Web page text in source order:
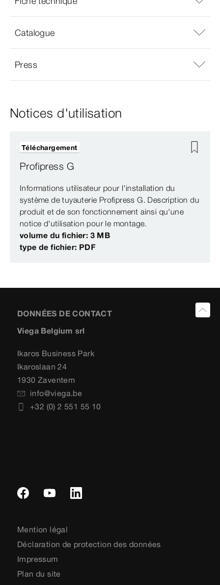
Catalogue
Press
Notices d'utilisation
Profipress G
Informations utilisateur pour l'installation du
système de tuyauterie Profipress G. Description du
produit et de son fonctionnement ainsi qu'une
notice d'utilisation pour le montage.
volume du fichier: 3 MB
type de fichier: PDF
Téléchargement
DONNÉES DE CONTACT
Viega Belgium srl
Ikaros Business Park
Ikaroslaan 24
1930 Zaventem
info@viega.be
+32 (0) 2 551 55 10
Mention légal
Déclaration de protection des données
Impressum
Plan du site